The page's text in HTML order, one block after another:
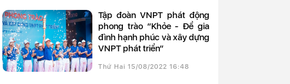
Tập đoàn VNPT phát động
phong trào “Khỏe - Để gia
đình hạnh phúc và xây dựng
VNPT phát triển”
Thứ Hai 15/08/2022 16:48